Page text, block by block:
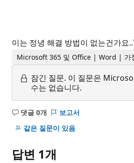
이는 정녕 해결 방법이 없는건가요
Microsoft 365 및 Office | Word | 가
잠긴 질문. 이 질문은
수는 없습니다.
댓글 0개
설
명
음
보고서
같은 질문이 있음
답변 1개